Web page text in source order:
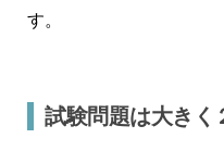
す。
試験問題は大きく